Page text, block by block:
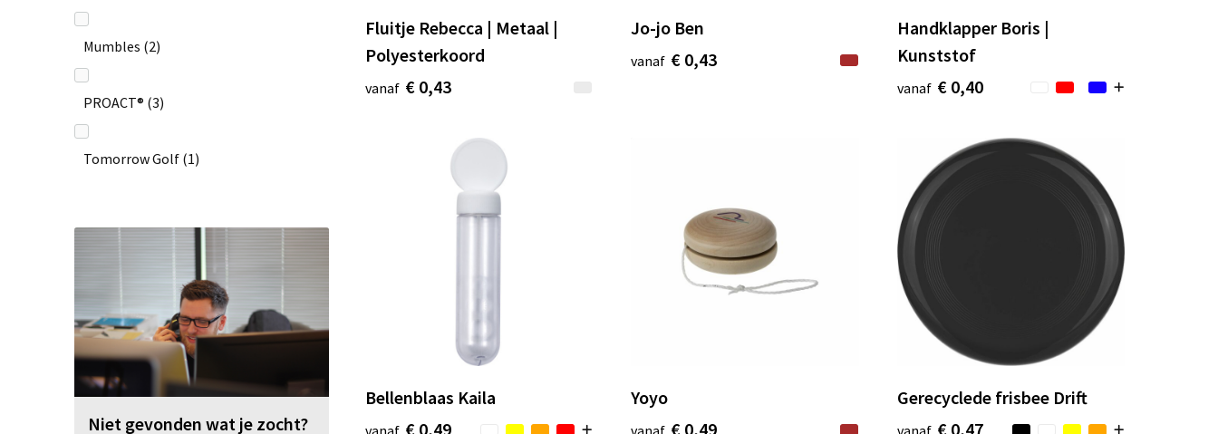
Mumbles (2)
PROACT® (3)
Tomorrow Golf (1)
XD Collection(4)
Niet gevonden wat je zocht?
Fluitje Rebecca | Metaal |
Polyesterkoord
vanaf € 0,43
Jo-jo Ben
vanaf € 0,43
Handklapper Boris |
Kunststof
vanaf € 0,40
Bellenblaas Kaila
vanaf € 0,49
Yoyo
vanaf € 0,49
Gerecyclede frisbee Drift
vanaf € 0,47